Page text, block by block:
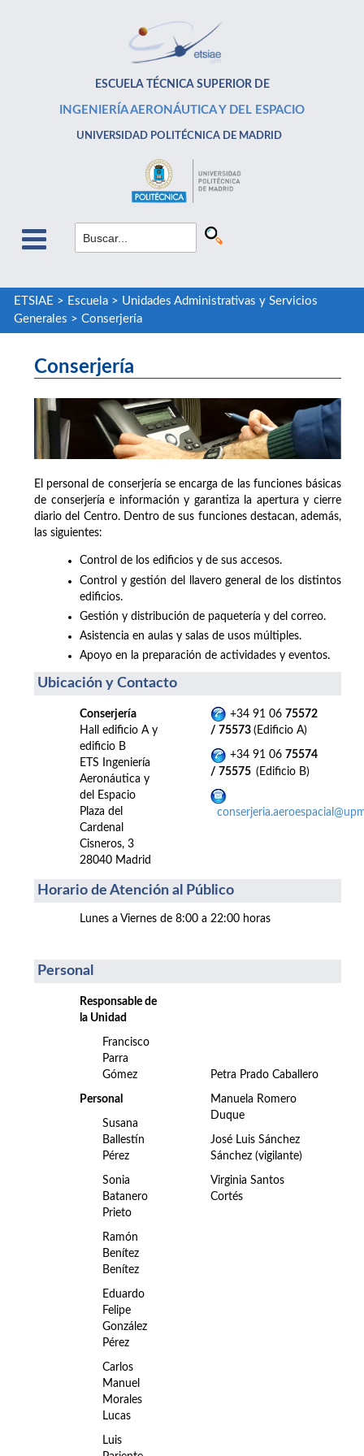
ESCUELA TÉCNICA SUPERIOR DE
INGENIERÍA AERONÁUTICA Y DEL ESPACIO
UNIVERSIDAD POLITÉCNICA DE MADRID
ETSIAE > Escuela> Unidades Administrativas y Servicios
Generales > Conserjería
Conserjería
El personal de conserjería se encarga de las funciones básicas
de conserjería e información y garantiza la apertura y cierre
diario del Centro. Dentro de sus funciones destacan, además,
las siguientes:
Control de los edificios y de sus accesos.
Control y gestión del llavero general de los distintos
edificios.
Gestión y distribución de paquetería y del correo.
Asistencia en aulas y salas de usos múltiples.
Apoyo en la preparación de actividades y eventos.
Ubicación y Contacto
Conserjería
Hall edificio A y
edificio B
ETS Ingeniería
Aeronáutica y
del Espacio
Plaza del
Cardenal
Cisneros, 3
28040 Madrid
+34 91 06 75572
/ 75573 (Edificio A)
+34 91 06 75574
/ 75575 (Edificio B)
Horario de Atención al Público
Lunes a Viernes de 8:00 a 22:00 horas
Personal
Responsable de
la Unidad
Francisco
Parra
Gómez
Personal
Susana
Ballestín
Pérez
Sonia
Batanero
Prieto
Ramón
Benítez
Benítez
Eduardo
Felipe
González
Pérez
Carlos
Manuel
Morales
Lucas
Luis
Petra Prado Caballero
Manuela Romero
Duque
José Luis Sánchez
Sánchez (vigilante)
Virginia Santos
Cortés